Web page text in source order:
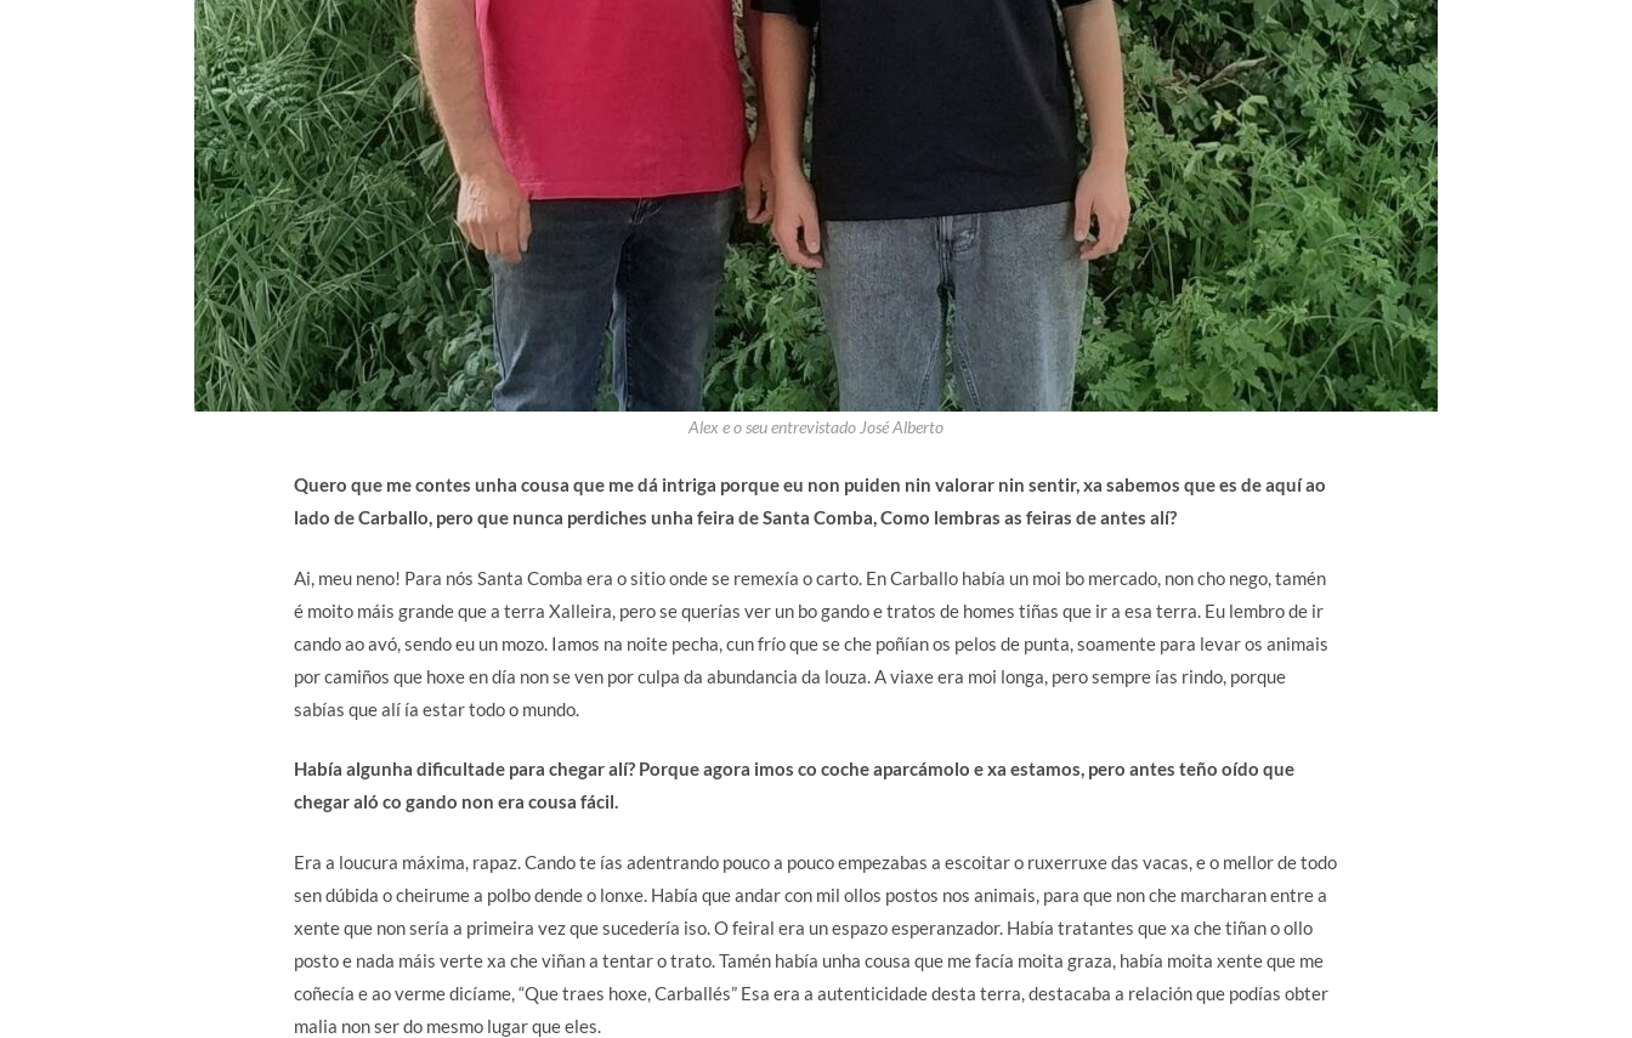
Alex e o seu entrevistado José Alberto
Quero que me contes unha cousa que me dá intriga porque eu non puiden nin valorar nin sentir, xa sabemos que es de aquí ao
lado de Carballo, pero que nunca perdiches unha feira de Santa Comba, Como lembras as feiras de antes alí?
Ai, meu neno! Para nós Santa Comba era o sitio onde se remexía o carto. En Carballo había un moi bo mercado, non cho nego, tamén
é moito máis grande que a terra Xalleira, pero se querías ver un bo gando e tratos de homes tiñas que ir a esa terra. Eu lembro de ir
cando ao avó, sendo eu un mozo. Iamos na noite pecha, cun frío que se che poñían os pelos de punta, soamente para levar os animais
por camiños que hoxe en día non se ven por culpa da abundancia da louza. A viaxe era moi longa, pero sempre ías rindo, porque
sabías que alí ía estar todo o mundo.
Había algunha dificultade para chegar alí? Porque agora imos co coche aparcámolo e xa estamos, pero antes teño oído que
chegar aló co gando non era cousa fácil.
Era a loucura máxima, rapaz. Cando te ías adentrando pouco a pouco empezabas a escoitar o ruxerruxe das vacas, e o mellor de todo
sen dúbida o cheirume a polbo dende o lonxe. Había que andar con mil ollos postos nos animais, para que non che marcharan entre a
xente que non sería a primeira vez que sucedería iso. O feiral era un espazo esperanzador. Había tratantes que xa che tiñan o ollo
posto e nada máis verte xa che viñan a tentar o trato. Tamén había unha cousa que me facía moita graza, había moita xente que me
coñecía e ao verme dicíame, “Que traes hoxe, Carballés” Esa era a autenticidade desta terra, destacaba a relación que podías obter
malia non ser do mesmo lugar que eles.